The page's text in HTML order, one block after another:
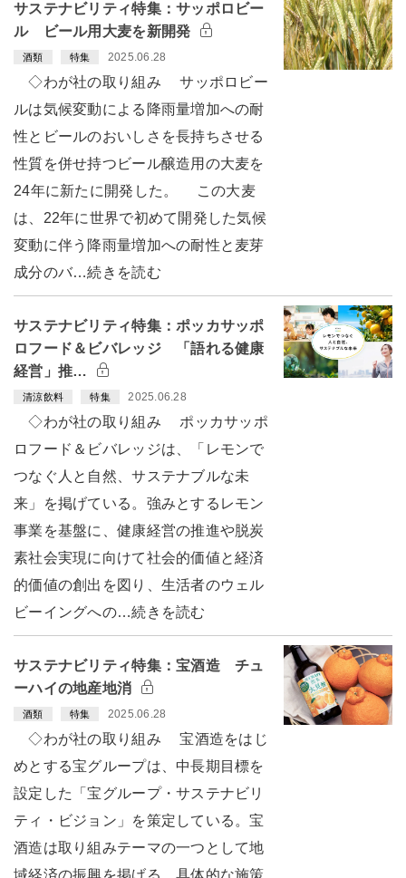
サステナビリティ特集：サッポロビー
ル ビール用大麦を新開発
酒類 特集 2025.06.28
◇わが社の取り組み サッポロビー
ルは気候変動による降雨量増加への耐
性とビールのおいしさを長持ちさせる
性質を併せ持つビール醸造用の大麦を
24年に新たに開発した。 この大麦
は、22年に世界で初めて開発した気候
変動に伴う降雨量増加への耐性と麦芽
成分のバ…続きを読む
サステナビリティ特集：ポッカサッポ
ロフード＆ビバレッジ 「語れる健康
経営」推…
清涼飲料 特集 2025.06.28
◇わが社の取り組み ポッカサッポ
ロフード＆ビバレッジは、「レモンで
つなぐ人と自然、サステナブルな未
来」を掲げている。強みとするレモン
事業を基盤に、健康経営の推進や脱炭
素社会実現に向けて社会的価値と経済
的価値の創出を図り、生活者のウェル
ビーイングへの…続きを読む
サステナビリティ特集：宝酒造 チュ
ーハイの地産地消
酒類 特集 2025.06.28
◇わが社の取り組み 宝酒造をはじ
めとする宝グループは、中長期目標を
設定した「宝グループ・サステナビリ
ティ・ビジョン」を策定している。宝
酒造は取り組みテーマの一つとして地
域経済の振興を掲げる。具体的な施策